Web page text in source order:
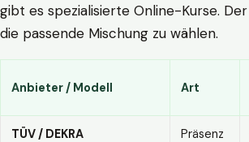
gibt es spezialisierte Online-Kurse.
die passende Mischung zu wählen.
Anbieter / Modell Art
TÜV / DEKRA Präsenz